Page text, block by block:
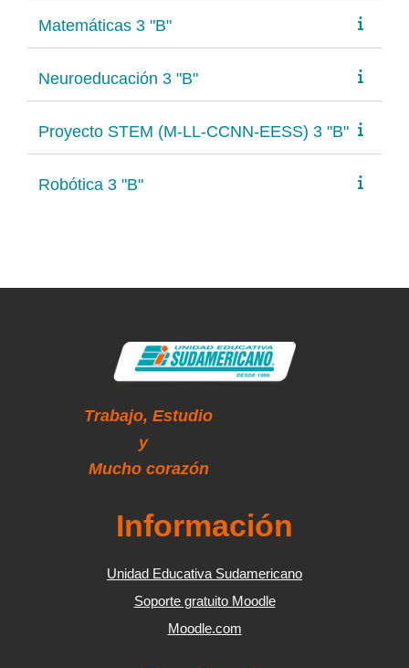
Matemáticas 3 "B"
Neuroeducación 3 "B"
Proyecto STEM (M-LL-CCNN-EESS) 3 "B"
Robótica 3 "B"
Trabajo, Estudio
y
Mucho corazón
Información
Unidad Educativa Sudamericano
Soporte gratuito Moodle
Moodle.com